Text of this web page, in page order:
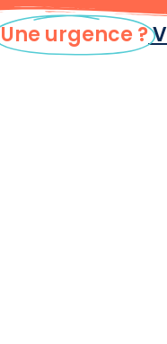
Une urgence ?